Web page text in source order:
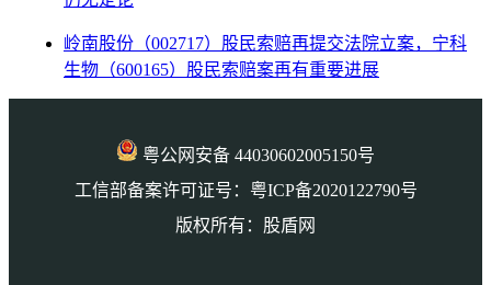
岭南股份（002717）股民索赔再提交法院立案，宁科
生物（600165）股民索赔案再有重要进展
粤公网安备 44030602005150号
工信部备案许可证号：粤ICP备2020122790号
版权所有：股盾网